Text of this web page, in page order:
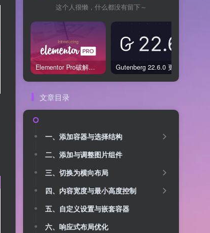
这个人很懒，什么都没有留下～
Elementor Pro破解版还能用吗？2026年常见风险与后果盘点
文章目录
一、添加容器与选择结构
二、添加与调整图片组件
三、切换为横向布局
四、内容宽度与最小高度控制
五、自定义设置与嵌套容器
六、响应式布局优化